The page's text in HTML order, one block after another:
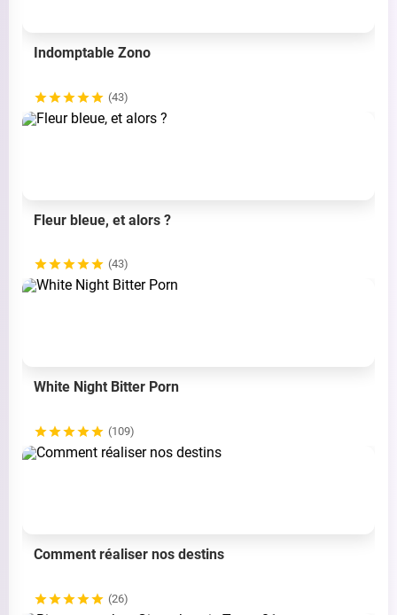
Indomptable Zono
(43)
Fleur bleue, et alors ?
(43)
White Night Bitter Porn
(109)
Comment réaliser nos destins
(26)